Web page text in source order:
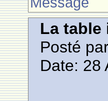
La table
Posté
Date: 28